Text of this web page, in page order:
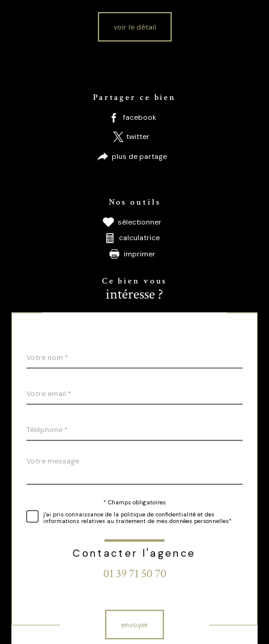
voir le détail
Partager ce bien
facebook
twitter
plus de partage
Nos outils
sélectionner
calculatrice
imprimer
Ce bien vous
intéresse ?
par
*
*
*
Fieldset
Message
*
* Champs obligatoires
j'ai pris connaissance de la politique de confidentialité et des
informations relatives au traitement de mes données personnelles*
Contacter l'agence
01 39 71 50 70
envoyer